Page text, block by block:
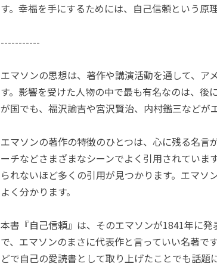
す。幸福を手にするためには、自己信頼という原
-----------
エマソンの思想は、著作や講演活動を通して、ア
す。影響を受けた人物の中で最も有名なのは、後
が国でも、福沢諭吉や宮沢賢治、内村鑑三などが
エマソンの著作の特徴のひとつは、心に残る名
ーチなどさまざまなシーンでよく引用されていま
られないほど多くの引用が見つかります。エマ
よく分かります。
本書『自己信頼』は、そのエマソンが1841年に
で、エマソンのまさに代表作と言っていい名著で
どで自己の愛読書として取り上げたことでも話題